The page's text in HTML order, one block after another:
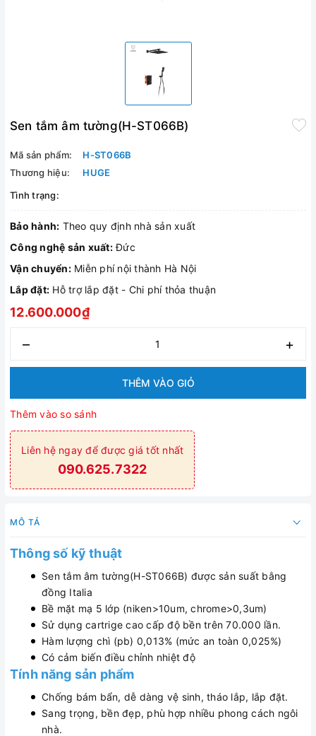
Sen tắm âm tường(H-ST066B)
Mã sản phẩm:
H-ST066B
Thương hiệu:
HUGE
Tình trạng:
Bảo hành: Theo quy định nhà sản xuất
Công nghệ sản xuất:Đức
Vận chuyển:Miễn phí nội thành Hà Nội
Lắp đặt: Hỗ trợ lắp đặt - Chi phí thỏa thuận
12.600.000₫
– +
THÊM VÀO GIỎ
Thêm vào so sánh
Liên hệ ngay để được giá tốt nhất
090.625.7322
MÔ TẢ
Thông số kỹ thuật
Sen tắm âm tường(H-ST066B) được sản suất bằng
đồng Italia
Bề mặt mạ 5 lớp (niken>10um, chrome>0,3um)
Sử dụng cartrige cao cấp độ bền trên 70.000 lần.
Hàm lượng chì (pb) 0,013% (mức an toàn 0,025%)
Có cảm biến điều chỉnh nhiệt độ
Tính năng sản phẩm
Chống bám bẩn, dễ dàng vệ sinh, tháo lắp, lắp đặt.
Sang trọng, bền đẹp, phù hợp nhiều phong cách ngôi
nhà.